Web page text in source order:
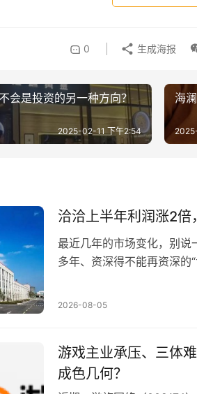
0 生成海报
会是投资的另一种方向？
2025-02-11 下午2:54
海
洽洽上半年利润涨2倍
最近几年的市场变化，别说
多年、资深得不能再资深的
出来的零食店，诸如什么“
爆表成功登陆港股，诸如此
火朝天、一路高光。 但在
些大家都很熟悉的老品牌、
2026-08-05
游戏主业承压、三体
成色几何？